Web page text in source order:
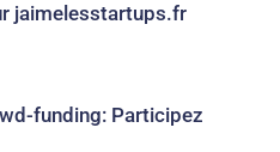
jaimelesstartups.fr
funding: Participez